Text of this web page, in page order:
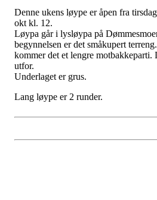
Denne ukens løype er åpen fra
okt kl. 12.
Løypa går i lysløypa på
begynnelsen er det småkupert
kommer det et lengre motbakkeparti.
utfor.
Underlaget er grus.
Lang løype er 2 runder.